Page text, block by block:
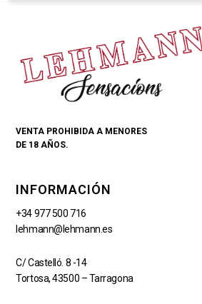
VENTA PROHIBIDA A MENORES
DE 18 AÑOS.
INFORMACIÓN
+34 977 500 716
lehmann@lehmann.es
C/ Castelló. 8 -14
Tortosa, 43500 – Tarragona